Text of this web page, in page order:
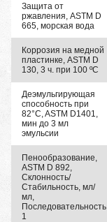
Защита от
ржавления, ASTM D
665, морская вода
Коррозия на медной
пластинке, ASTM D
130, 3 ч. при 100 ºС
Деэмульгирующая
способность при
82°C, ASTM D1401,
мин до 3 мл
эмульсии
Пенообразование,
ASTM D 892,
Склонность/
Стабильность, мл/
мл,
Последовательность
1